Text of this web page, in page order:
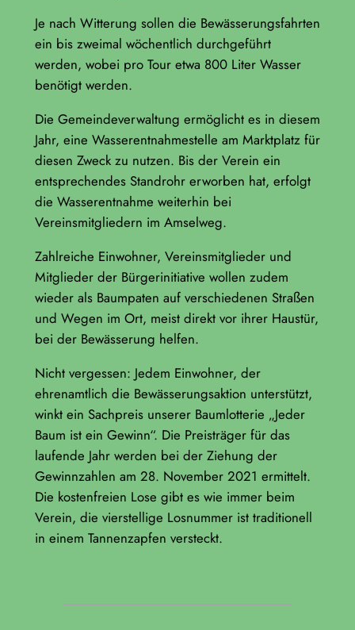
Je nach Witterung sollen die Bewässerungsfahrten
ein bis zweimal wöchentlich durchgeführt
werden, wobei pro Tour etwa 800 Liter Wasser
benötigt werden.
Die Gemeindeverwaltung ermöglicht es in diesem
Jahr, eine Wasserentnahmestelle am Marktplatz für
diesen Zweck zu nutzen. Bis der Verein ein
entsprechendes Standrohr erworben hat, erfolgt
die Wasserentnahme weiterhin bei
Vereinsmitgliedern im Amselweg.
Zahlreiche Einwohner, Vereinsmitglieder und
Mitglieder der Bürgerinitiative wollen zudem
wieder als Baumpaten auf verschiedenen Straßen
und Wegen im Ort, meist direkt vor ihrer Haustür,
bei der Bewässerung helfen.
Nicht vergessen: Jedem Einwohner, der
ehrenamtlich die Bewässerungsaktion unterstützt,
winkt ein Sachpreis unserer Baumlotterie „Jeder
Baum ist ein Gewinn“. Die Preisträger für das
laufende Jahr werden bei der Ziehung der
Gewinnzahlen am 28. November 2021 ermittelt.
Die kostenfreien Lose gibt es wie immer beim
Verein, die vierstellige Losnummer ist traditionell
in einem Tannenzapfen versteckt.